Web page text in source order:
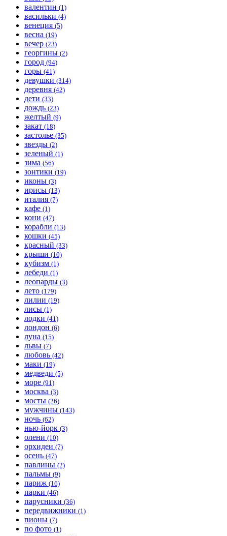
валентин (1)
васильки (4)
венеция (5)
весна (19)
вечер (23)
георгины (2)
город (94)
горы (41)
девушки (314)
деревня (42)
дети (33)
дождь (23)
желтый (9)
закат (18)
застолье (35)
звезды (2)
зеленый (1)
зима (56)
зонтики (19)
иконы (3)
ирисы (13)
италия (7)
кафе (1)
кони (47)
корабли (13)
кошки (45)
красный (33)
крыши (10)
кубизм (1)
лебеди (1)
леопарды (3)
лето (179)
лилии (19)
лисы (1)
лодки (41)
лондон (6)
луна (15)
львы (7)
любовь (42)
маки (19)
медведи (5)
море (91)
москва (3)
мосты (26)
мужчины (143)
ночь (62)
нью-йорк (3)
олени (10)
орхидеи (7)
осень (47)
павлины (2)
пальмы (9)
париж (16)
парки (46)
парусники (36)
передвижники (1)
пионы (7)
по фото (1)